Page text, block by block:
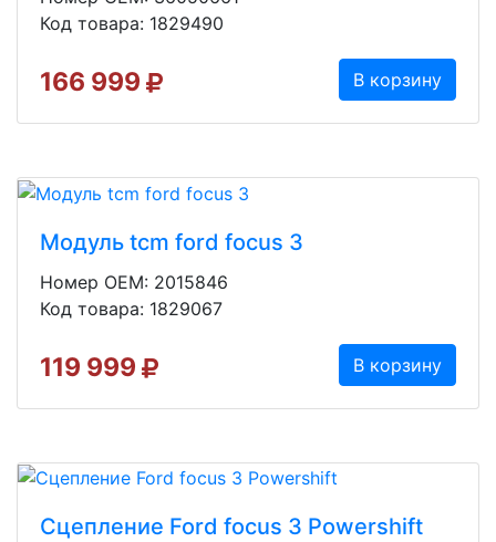
Код товара: 1829490
166 999 В корзину
Модуль tcm ford focus 3
Номер OEM: 2015846
Код товара: 1829067
119 999 В корзину
Сцепление Ford focus 3 Powershift